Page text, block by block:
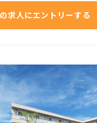
求人にエントリーする